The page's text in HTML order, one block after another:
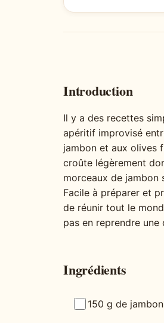
Introduction
Il y a des recettes
apéritif improvisé
jambon et aux olives
croûte légèrement
morceaux de jambon
Facile à préparer et
de réunir tout le
pas en reprendre
Ingrédients
150 g de